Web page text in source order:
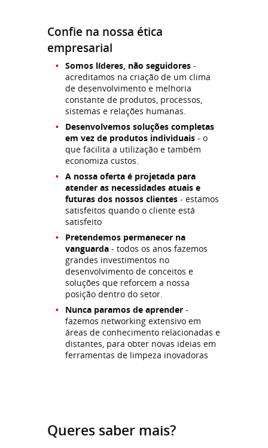
Confie na nossa ética
empresarial
Somos líderes, não seguidores -
acreditamos na criação de um clima
de desenvolvimento e melhoria
constante de produtos, processos,
sistemas e relações humanas.
Desenvolvemos soluções completas
em vez de produtos individuais - o
que facilita a utilização e também
economiza custos.
A nossa oferta é projetada para
atender as necessidades atuais e
futuras dos nossos clientes - estamos
satisfeitos quando o cliente está
satisfeito
Pretendemos permanecer na
vanguarda - todos os anos fazemos
grandes investimentos no
desenvolvimento de conceitos e
soluções que reforcem a nossa
posição dentro do setor.
Nunca paramos de aprender -
fazemos networking extensivo em
áreas de conhecimento relacionadas e
distantes, para obter novas ideias em
ferramentas de limpeza inovadoras
Queres saber mais?